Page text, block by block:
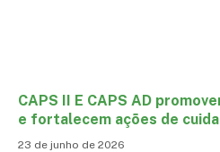
CAPS II E CAPS AD
e fortalecem ações de
23 de junho de 2026